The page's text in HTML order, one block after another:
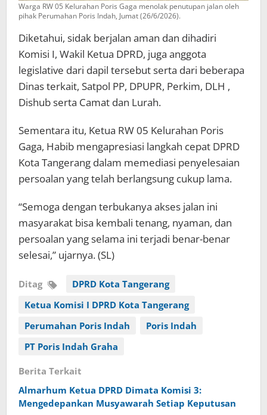
Warga RW 05 Kelurahan Poris Gaga menolak penutupan jalan oleh
pihak Perumahan Poris Indah, Jumat (26/6/2026).
Diketahui, sidak berjalan aman dan dihadiri
Komisi I, Wakil Ketua DPRD, juga anggota
legislative dari dapil tersebut serta dari beberapa
Dinas terkait, Satpol PP, DPUPR, Perkim, DLH ,
Dishub serta Camat dan Lurah.
Sementara itu, Ketua RW 05 Kelurahan Poris
Gaga, Habib mengapresiasi langkah cepat DPRD
Kota Tangerang dalam memediasi penyelesaian
persoalan yang telah berlangsung cukup lama.
“Semoga dengan terbukanya akses jalan ini
masyarakat bisa kembali tenang, nyaman, dan
persoalan yang selama ini terjadi benar-benar
selesai,” ujarnya. (SL)
Ditag
DPRD Kota Tangerang
Ketua Komisi I DPRD Kota Tangerang
Perumahan Poris Indah
Poris Indah
PT Poris Indah Graha
Berita Terkait
Almarhum ‎Ketua DPRD Dimata Komisi 3:
Mengedepankan Musyawarah Setiap Keputusan